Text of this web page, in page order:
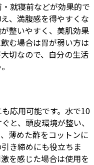
就寝前などが効果的で
、満腹感を得やすくな
整いやすく、美肌効果
む場合は胃が弱い方は
切なので、自分の生活
応用可能です。水で10
と、頭皮環境が整い、
薄めた酢をコットンに
き締めにも役立ちま
を感じた場合は使用を